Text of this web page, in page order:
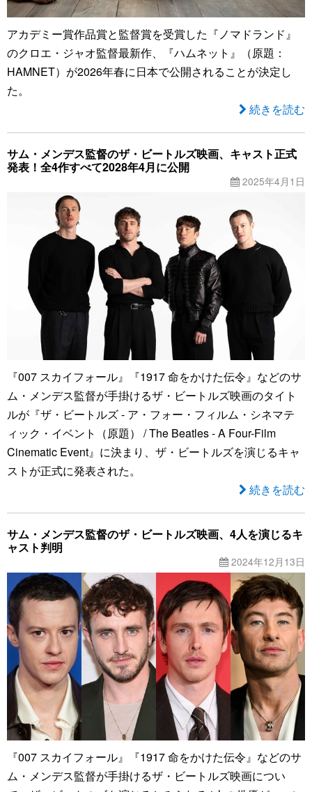
アカデミー賞作品賞と監督賞を受賞した『ノマドランド』
のクロエ・ジャオ監督最新作、『ハムネット』（原題：
HAMNET）が2026年春に日本で公開されることが決定し
た。
続きを読む
サム・メンデス監督のザ・ビートルズ映画、キャスト正式
発表！全4作すべて2028年4月に公開
2025年4月1日
『007 スカイフォール』『1917 命をかけた伝令』などのサ
ム・メンデス監督が手掛けるザ・ビートルズ映画のタイト
ルが『ザ・ビートルズ - ア・フォー・フィルム・シネマテ
ィック・イベント（原題） / The Beatles - A Four-Film
Cinematic Event』に決まり、ザ・ビートルズを演じるキャ
ストが正式に発表された。
続きを読む
サム・メンデス監督のザ・ビートルズ映画、4人を演じるキ
ャスト判明
2024年12月13日
『007 スカイフォール』『1917 命をかけた伝令』などのサ
ム・メンデス監督が手掛けるザ・ビートルズ映画につい